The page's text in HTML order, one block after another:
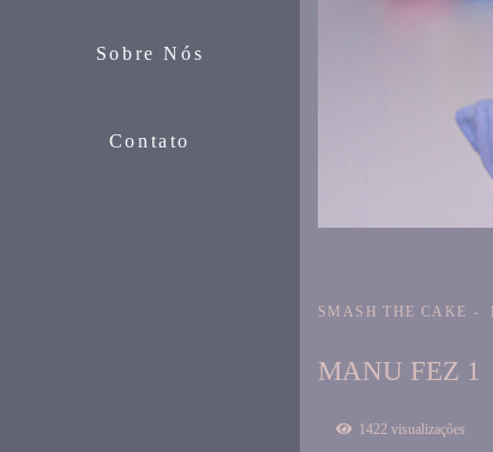
Sobre Nós
Contato
SMASH THE CAKE
MANU FEZ 1
1422 visualizações